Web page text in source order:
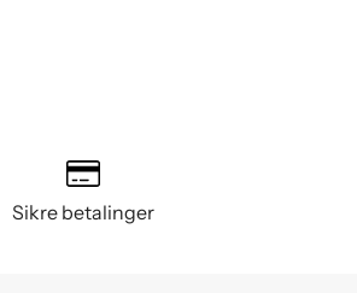
Sikre betalinger